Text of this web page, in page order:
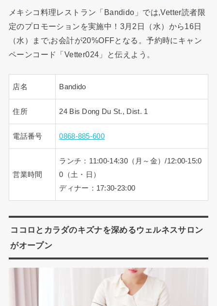
メキシコ料理レストラン「Bandido」では,Vetter読者限
定のプロモーションを実施中！3月2日（水）から16日
（水）まで,お会計が20%OFFとなる。予約時にキャン
ペーンコード「Vetter024」と伝えよう。
店名 Bandido
住所 24 Bis Dong Du St., Dist. 1
電話番号 0868-885-600
営業時間
ランチ：11:00-14:30（月～金）/12:00-15:0
0（土・日）
ディナー：17:30-23:00
ココロとカラダのキズナを深めるウェルネスサロン
がオープン